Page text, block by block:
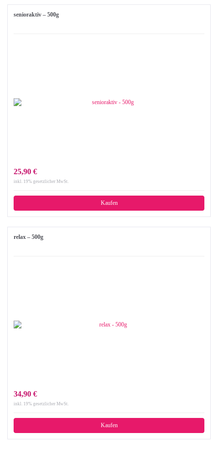
senioraktiv – 500g
25,90 €
inkl. 19% gesetzlicher MwSt.
Kaufen
relax – 500g
34,90 €
inkl. 19% gesetzlicher MwSt.
Kaufen